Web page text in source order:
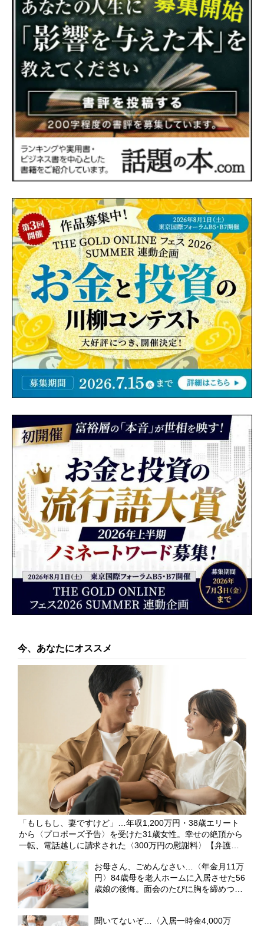
今、あなたにオススメ
「もしもし、妻ですけど」…年収1,200万円・38歳エリート
から〈プロポーズ予告〉を受けた31歳女性。幸せの絶頂から
一転、電話越しに請求された〈300万円の慰謝料〉【弁護士
お母さん、ごめんなさい…〈年金月11万
円〉84歳母を老人ホームに入居させた56
歳娘の後悔。面会のたびに胸を締めつけ
聞いてないぞ…〈入居一時金4,000万